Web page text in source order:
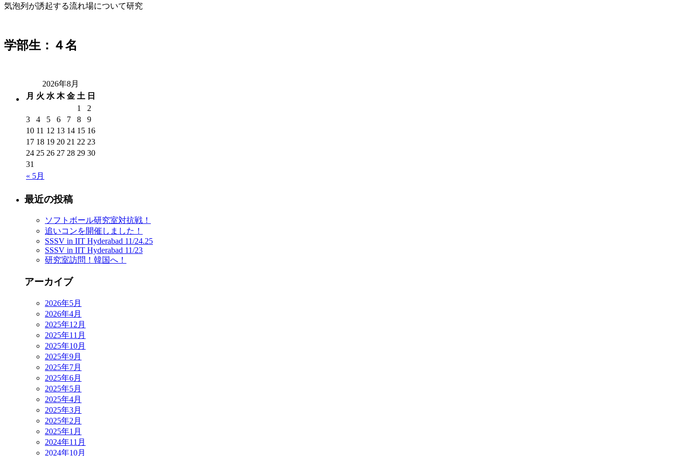
気泡列が誘起する流れ場について研究
学部生：４名
2026年8月
月 火 水 木 金 土 日
« 5月
1
2
3
4 5 6 7 8
9
10 11 12 13 14 15 16
17 18 19 20 21 22 23
24 25 26 27 28 29 30
31
最近の投稿
ソフトボール研究室対抗戦！
追いコンを開催しました！
SSSV in IIT Hyderabad 11/24.25
SSSV in IIT Hyderabad 11/23
研究室訪問！韓国へ！
アーカイブ
2026年5月
2026年4月
2025年12月
2025年11月
2025年10月
2025年9月
2025年7月
2025年6月
2025年5月
2025年4月
2025年3月
2025年2月
2025年1月
2024年11月
2024年10月